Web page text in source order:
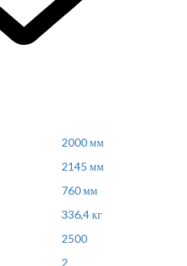
2000 мм
2145 мм
760 мм
336,4 кг
2500
2